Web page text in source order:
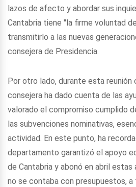
lazos de afecto y abordar sus
Cantabria tiene "la firme voluntad
transmitirlo a las nuevas
consejera de Presidencia.
Por otro lado, durante esta reunión
consejera ha dado cuenta de las
valorado el compromiso cumplido
las subvenciones nominativas,
actividad. En este punto, ha
departamento garantizó el apoyo
de Cantabria y abonó en abril estas
no se contaba con presupuestos,